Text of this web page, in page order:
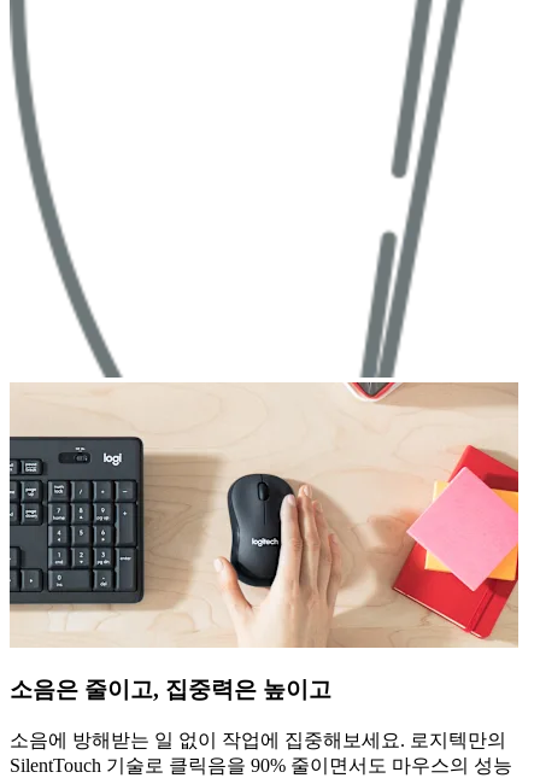
소음은 줄이고, 집중력은 높이고
소음에 방해받는 일 없이 작업에 집중해보세요. 로지텍만의
SilentTouch 기술로 클릭음을 90% 줄이면서도 마우스의 성능